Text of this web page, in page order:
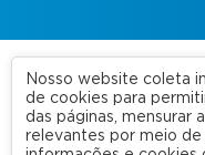
Nosso website coleta
de cookies para
das páginas,
relevantes por meio de